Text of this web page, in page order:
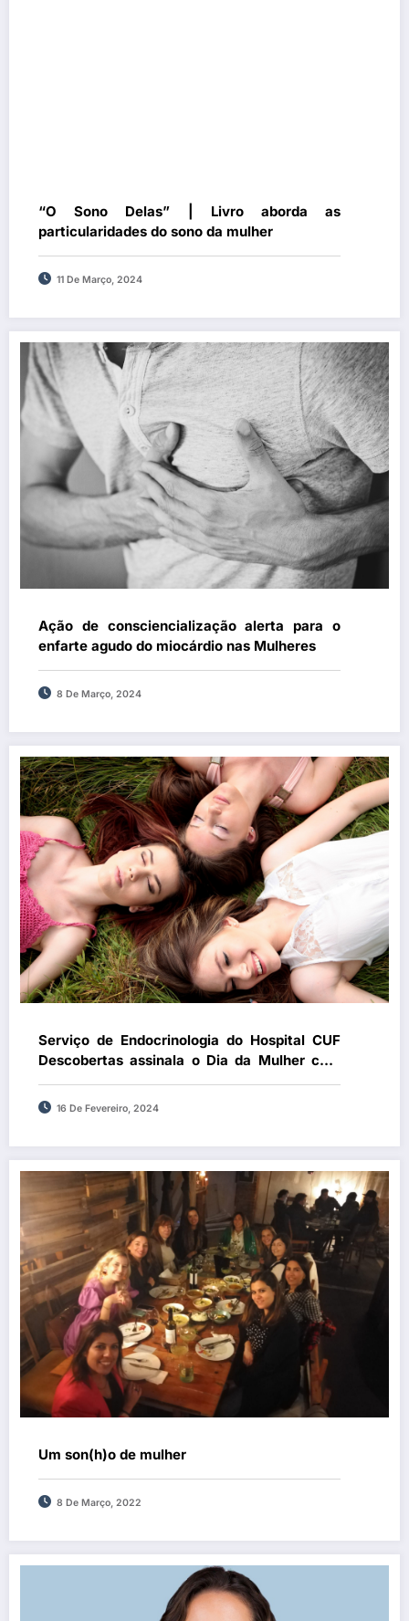
“O Sono Delas” | Livro aborda as
particularidades do sono da mulher
11 De Março, 2024
Ação de consciencialização alerta para o
enfarte agudo do miocárdio nas Mulheres
8 De Março, 2024
Serviço de Endocrinologia do Hospital CUF
Descobertas assinala o Dia da Mulher com
eventos de entrada livre
16 De Fevereiro, 2024
Um son(h)o de mulher
8 De Março, 2022